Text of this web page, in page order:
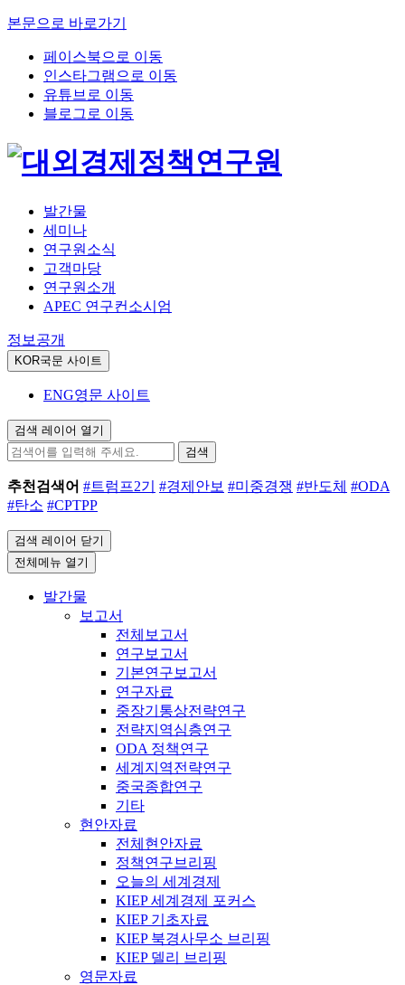
본문으로 바로가기
페이스북으로 이동
인스타그램으로 이동
유튜브로 이동
블로그로 이동
발간물
세미나
연구원소식
고객마당
연구원소개
APEC 연구컨소시엄
정보공개
KOR국문 사이트
ENG영문 사이트
검색 레이어 열기
검색
추천검색어 #트럼프2기 #경제안보 #미중경쟁 #반도체 #ODA
#탄소 #CPTPP
검색 레이어 닫기
전체메뉴 열기
발간물
보고서
전체보고서
연구보고서
기본연구보고서
연구자료
중장기통상전략연구
전략지역심층연구
ODA 정책연구
세계지역전략연구
중국종합연구
기타
현안자료
전체현안자료
정책연구브리핑
오늘의 세계경제
KIEP 세계경제 포커스
KIEP 기초자료
KIEP 북경사무소 브리핑
KIEP 델리 브리핑
영문자료